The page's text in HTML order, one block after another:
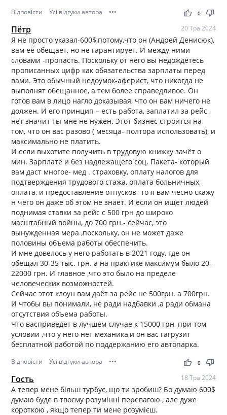
Відповісти Усі відгуки автора ••• thumb_up thumb_down
0
Пётр 20 Тра 2024
Я не просто указал-600$,потому,что он (Андрей Денисюк),
вам её обещает, но не гарантирует. И между ними
словами -пропасть. Поскольку от него вы недождётесь
прописанных цифр как обязательства зарплаты перед
вами. Это обычный недоумок-аферист, что никогда не
выполнят обещанное, а тем более справедливое. Он
готов вам в лицо нагло доказывая, что он вам ничего не
должен. И его принцип – есть работа, заплатил за рейс ,
нет значит ты мне не нужен. Этот бизнес строится на
том, что он вас разово ( месяца- полтора использовать), и
максимально не платить.
И если выхотите получить в трудовую книжку зачёт о
мин. Зарплате и без надлежащего соц. Пакета- который
вам даст многое- мед . страховку, оплату налогов для
подтверждения трудового стажа, оплата больничных,
оплата, и предоставление отпусков- то я вам чесно скажу
н чего он даже об этом не знает. И если он ищет людей
поднимая ставки за рейс с 500 грн до широко
масштабный войны, до 700 грн.- сейчас, это
вынужденная мера ,поскольку, он не может даже
половины объема работы обеспечить.
И мне довелось у него работать в 2021 году, где он
обещал 30-35 тыс. грн. а на практике максимум было 20-
22000 грн. И главное ,что это было на пределе
человеческих возможностей.
Сейчас этот клоун вам даёт за рейс не 500грн. а 700грн.
И чтобы вы понимали, не ради надбавки ,а ради обмана
отсутствия объема работы.
Что васприведёт в лучшем случае к 15000 грн, при том
условии ,что у него нет механика,и он вас гагрузит
бесплатной работой по поддержанию его автопарка.
Відповісти Усі відгуки автора ••• thumb_up thumb_down
0
Гость 18 Тра 2024
А тепер мене більш турбує, що ти зробиш? Бо думаю 600$
думаю буде в твоєму розумінні перевагою , але дуже
короткою , якщо тепер ти мене розумієш.